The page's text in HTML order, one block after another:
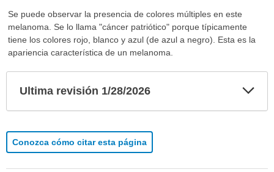
Se puede observar la presencia de colores múltiples en este
melanoma. Se lo llama "cáncer patriótico" porque típicamente
tiene los colores rojo, blanco y azul (de azul a negro). Esta es la
apariencia característica de un melanoma.
Ultima revisión 1/28/2026
Conozca cómo citar esta página